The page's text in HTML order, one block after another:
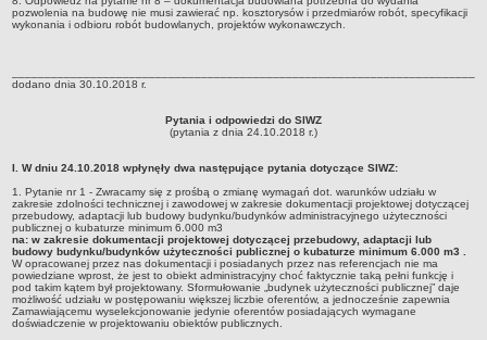
pozwolenia na budowę nie musi zawierać np. kosztorysów i przedmiarów robót, specyfikacji
wykonania i odbioru robót budowlanych, projektów wykonawczych.
dodano dnia 30.10.2018 r.
Pytania i odpowiedzi do SIWZ
(pytania z dnia 24.10.2018 r.)
I. W dniu 24.10.2018 wpłynęły dwa następujące pytania dotyczące SIWZ:
1. Pytanie nr 1 - Zwracamy się z prośbą o zmianę wymagań dot. warunków udziału w
zakresie zdolności technicznej i zawodowej w zakresie dokumentacji projektowej dotyczącej
przebudowy, adaptacji lub budowy budynku/budynków administracyjnego użyteczności
publicznej o kubaturze minimum 6.000 m3
na: w zakresie dokumentacji projektowej dotyczącej przebudowy, adaptacji lub
budowy budynku/budynków użyteczności publicznej o kubaturze minimum 6.000 m3 .
W opracowanej przez nas dokumentacji i posiadanych przez nas referencjach nie ma
powiedziane wprost, że jest to obiekt administracyjny choć faktycznie taką pełni funkcję i
pod takim kątem był projektowany. Sformułowanie „budynek użyteczności publicznej” daje
możliwość udziału w postępowaniu większej liczbie oferentów, a jednocześnie zapewnia
Zamawiającemu wyselekcjonowanie jedynie oferentów posiadających wymagane
doświadczenie w projektowaniu obiektów publicznych.